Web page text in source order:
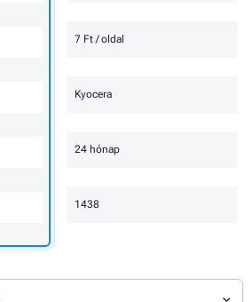
7 Ft / oldal
Kyocera
24 hónap
1438